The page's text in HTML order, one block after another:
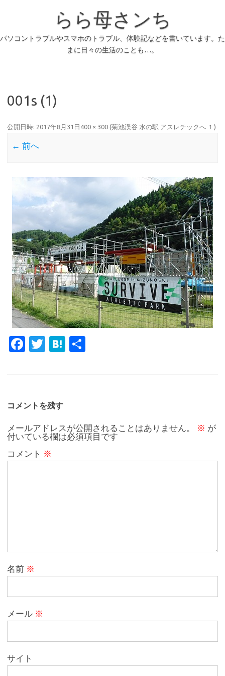
らら母さンち
パソコントラブルやスマホのトラブル、体験記などを書いています。た
まに日々の生活のことも…。
001s (1)
公開日時: 2017年8月31日 400 × 300 (菊池渓谷 水の駅 アスレチックへ １ )
← 前へ
Fa
o
o
k
T
r
H
コメントを残す
メールアドレスが公開されることはありません。 ※ が
付いている欄は必須項目です
コメント ※
名前 ※
メール ※
サイト